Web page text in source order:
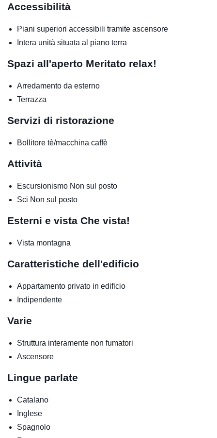
Accessibilità
Piani superiori accessibili tramite ascensore
Intera unità situata al piano terra
Spazi all'aperto Meritato relax!
Arredamento da esterno
Terrazza
Servizi di ristorazione
Bollitore tè/macchina caffè
Attività
Escursionismo Non sul posto
Sci Non sul posto
Esterni e vista Che vista!
Vista montagna
Caratteristiche dell'edificio
Appartamento privato in edificio
Indipendente
Varie
Struttura interamente non fumatori
Ascensore
Lingue parlate
Catalano
Inglese
Spagnolo